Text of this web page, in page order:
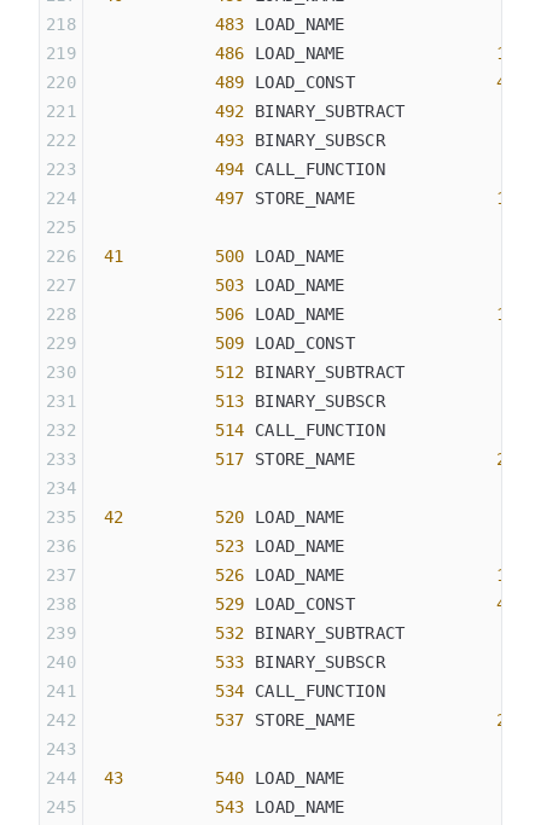
            483
LOAD_NAME
            486
LOAD_NAME 18
            489
LOAD_CONST 43
            492
BINARY_SUBTRACT
            493
BINARY_SUBSCR
            494
CALL_FUNCTION
            497
STORE_NAME 19
41
         500
LOAD_NAME
            503
LOAD_NAME
            506
LOAD_NAME 18
            509
LOAD_CONST
            512
BINARY_SUBTRACT
            513
BINARY_SUBSCR
            514
CALL_FUNCTION
            517
STORE_NAME 20
42
         520
LOAD_NAME
            523
LOAD_NAME
            526
LOAD_NAME 18
            529
LOAD_CONST 40
            532
BINARY_SUBTRACT
            533
BINARY_SUBSCR
            534
CALL_FUNCTION
            537
STORE_NAME 21
43
         540
LOAD_NAME
            543
LOAD_NAME